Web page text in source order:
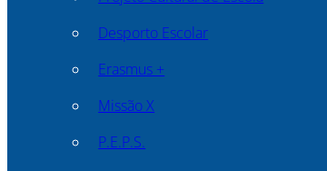
Desporto Escolar
Erasmus +
Missão X
P.E.P.S.